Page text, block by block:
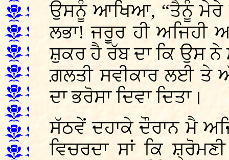
ਉਸਨੂੰ ਆਖਿਆ, “ਤੈਨੂੰ ਮੇਰੇ
ਲਭਾ! ਜਰੂਰ ਹੀ ਅਜਿਹੀ
ਸ਼ੁਕਰ ਹੈ ਰੱਬ ਦਾ ਕਿ ਉਸ
ਗ਼ਲਤੀ ਸਵੀਕਾਰ ਲਈ
ਦਾ ਭਰੋਸਾ ਦਿਵਾ ਦਿਤਾ।
ਸੱਠਵੇਂ ਦਹਾਕੇ ਦੌਰਾਨ ਮੈ
ਵਿਚਰਦਾ ਸਾਂ ਕਿ